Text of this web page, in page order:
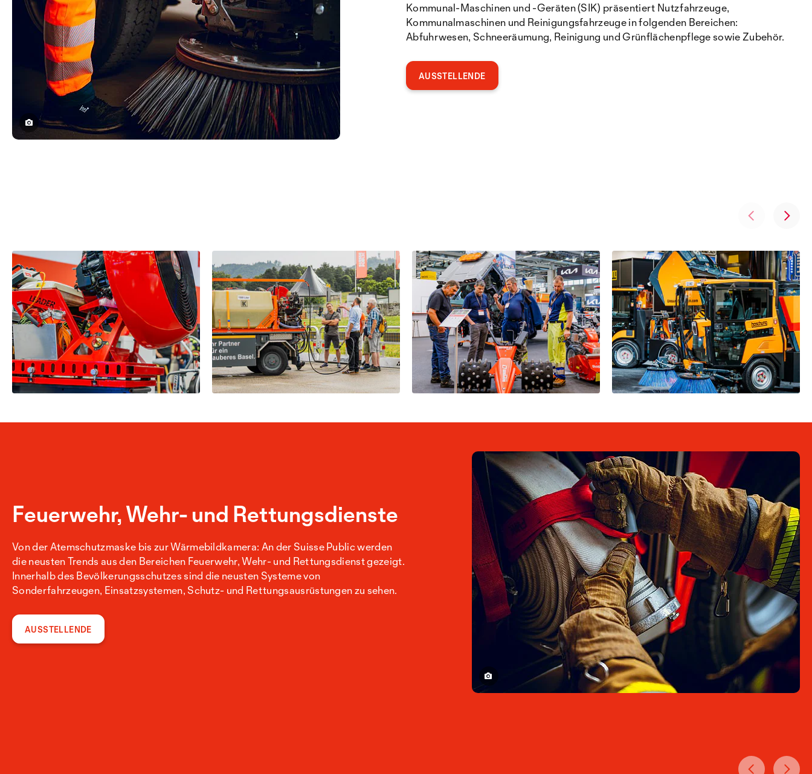
Kommunal-Maschinen und -Geräten (SIK) präsentiert Nutzfahrzeuge,
Kommunalmaschinen und Reinigungsfahrzeuge in folgenden Bereichen:
Abfuhrwesen, Schneeräumung, Reinigung und Grünflächenpflege sowie Zubehör.
AUSSTELLENDE
Feuerwehr, Wehr- und Rettungsdienste
Von der Atemschutzmaske bis zur Wärmebildkamera: An der Suisse Public werden
die neusten Trends aus den Bereichen Feuerwehr, Wehr- und Rettungsdienst gezeigt.
Innerhalb des Bevölkerungsschutzes sind die neusten Systeme von
Sonderfahrzeugen, Einsatzsystemen, Schutz- und Rettungsausrüstungen zu sehen.
AUSSTELLENDE